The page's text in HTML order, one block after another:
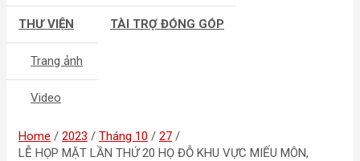
THƯ VIỆN
Trang ảnh
Video
TÀI TRỢ ĐÓNG GÓP
Home 2023 Tháng 10
27
LỄ HỌP MẶT LẦN THỨ 20 HỌ ĐỖ KHU VỰC MIẾU MÔN,